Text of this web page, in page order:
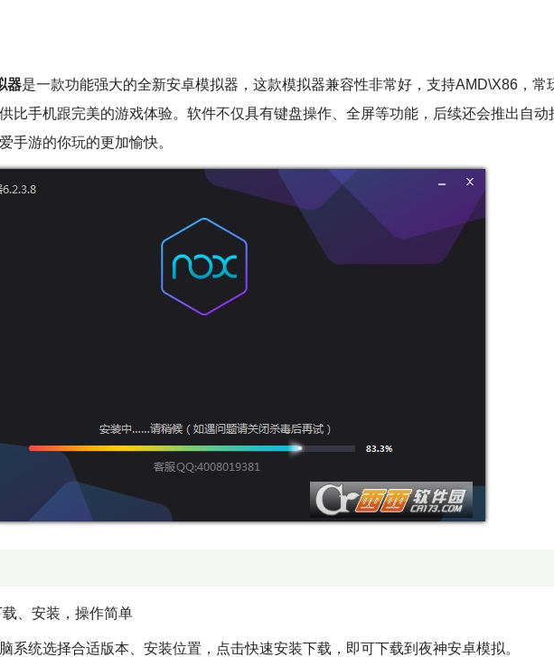
器是一款功能强大的全新安卓模拟器，这款模拟器兼容性非常好，支持AMD\X86，常
比手机跟完美的游戏体验。软件不仅具有键盘操作、全屏等功能，后续还会推出自动
手游的你玩的更加愉快。
、安装，操作简单
系统选择合适版本、安装位置，点击快速安装下载，即可下载到夜神安卓模拟。